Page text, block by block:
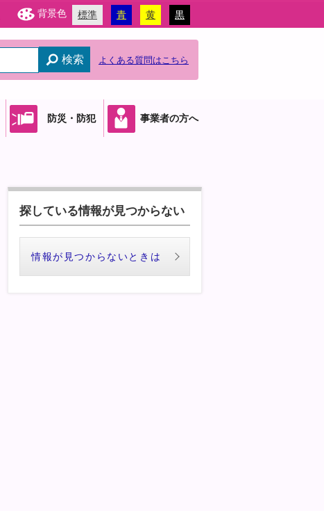
背景色 標準 青 黄 黒
検索 よくある質問はこちら
防災・防犯 事業者の方へ
探している情報が見つからない
情報が見つからないときは